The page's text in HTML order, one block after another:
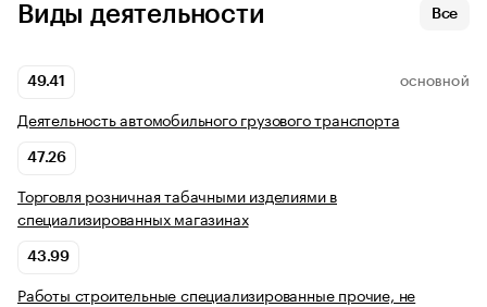
Виды деятельности Все
49.41 ОСНОВНОЙ
Деятельность автомобильного грузового транспорта
47.26
Торговля розничная табачными изделиями в
специализированных магазинах
43.99
Работы строительные специализированные прочие, не